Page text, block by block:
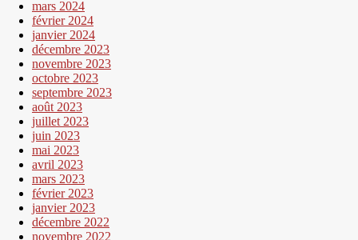
mars 2024
février 2024
janvier 2024
décembre 2023
novembre 2023
octobre 2023
septembre 2023
août 2023
juillet 2023
juin 2023
mai 2023
avril 2023
mars 2023
février 2023
janvier 2023
décembre 2022
novembre 2022